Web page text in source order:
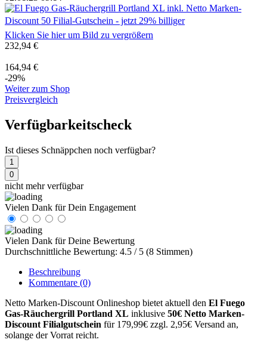
Klicken Sie hier um Bild zu vergrößern
232,94 €
164,94 €
-29%
Weiter zum Shop
Preisvergleich
Verfügbarkeitscheck
Ist dieses Schnäppchen noch verfügbar?
1
0
nicht mehr verfügbar
Vielen Dank für Dein Engagement
Vielen Dank für Deine Bewertung
Durchschnittliche Bewertung: 4.5 / 5 (8 Stimmen)
Beschreibung
Kommentare (0)
Netto Marken-Discount Onlineshop bietet aktuell den El Fuego
Gas-Räuchergrill Portland XL inklusive 50€ Netto Marken-
Discount Filialgutschein für 179,99€ zzgl. 2,95€ Versand an,
solange der Vorrat reicht.